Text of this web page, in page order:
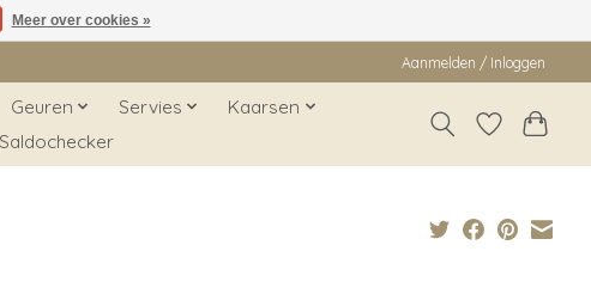
Aanmelden / Inloggen
Geuren Servies
Kaarsen
Meer over cookies »